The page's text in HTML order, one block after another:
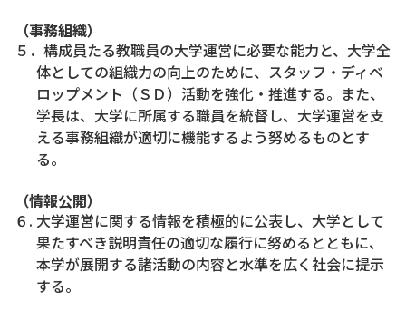
（事務組織）
５．構成員たる教職員の大学運営に必要な能力と、大学全
体としての組織力の向上のために、スタッフ・ディベ
ロップメント（ＳＤ）活動を強化・推進する。また、
学長は、大学に所属する職員を統督し、大学運営を支
える事務組織が適切に機能するよう努めるものとす
る。
（情報公開）
６. 大学運営に関する情報を積極的に公表し、大学として
果たすべき説明責任の適切な履行に努めるとともに、
本学が展開する諸活動の内容と水準を広く社会に提示
する。